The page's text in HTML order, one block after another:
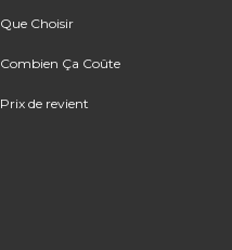
Que Choisir
Combien Ça Coûte
Prix de revient